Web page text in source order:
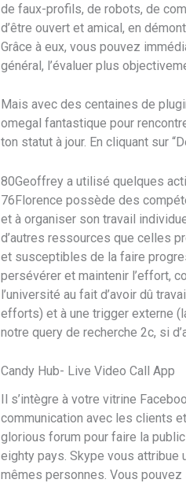
de faux-profils, de robots, de
d’être ouvert et amical, en
Grâce à eux, vous pouvez
général, l’évaluer plus
Mais avec des centaines de
omegal fantastique pour
ton statut à jour. En cliquant sur
80Geoffrey a utilisé quelques
76Florence possède des
et à organiser son travail
d’autres ressources que celles
et susceptibles de la faire
persévérer et maintenir l’effort,
l’université au fait d’avoir dû
efforts) et à une trigger externe
notre query de recherche 2c, si
Candy Hub- Live Video Call App
Il s’intègre à votre vitrine
communication avec les clients
glorious forum pour faire la
eighty pays. Skype vous attribue
mêmes personnes. Vous